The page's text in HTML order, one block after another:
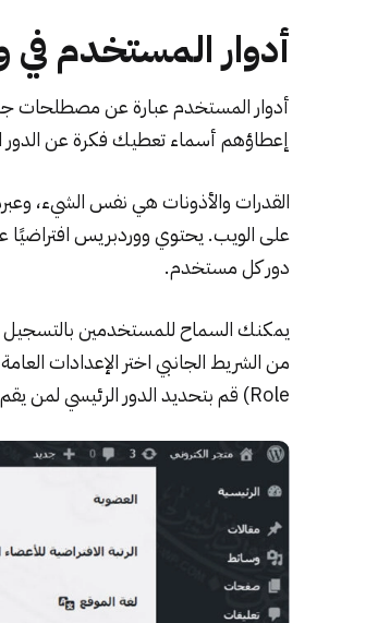
أدوار المستخدم
أدوار المستخدم عبارة عن مصطلحات
إعطاؤهم أسماء تعطيك فكرة عن
القدرات والأذونات هي نفس الشيء،
على الويب. يحتوي ووردبريس
دور كل مستخدم.
يمكنك السماح للمستخدمين
Role) قم بتحديد الدور الرئيسي لمن يقم بتسجيل حساب في موقعك.